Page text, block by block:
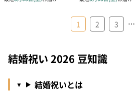
1 2 3 …
結婚祝い 2026 豆知識
結婚祝いとは